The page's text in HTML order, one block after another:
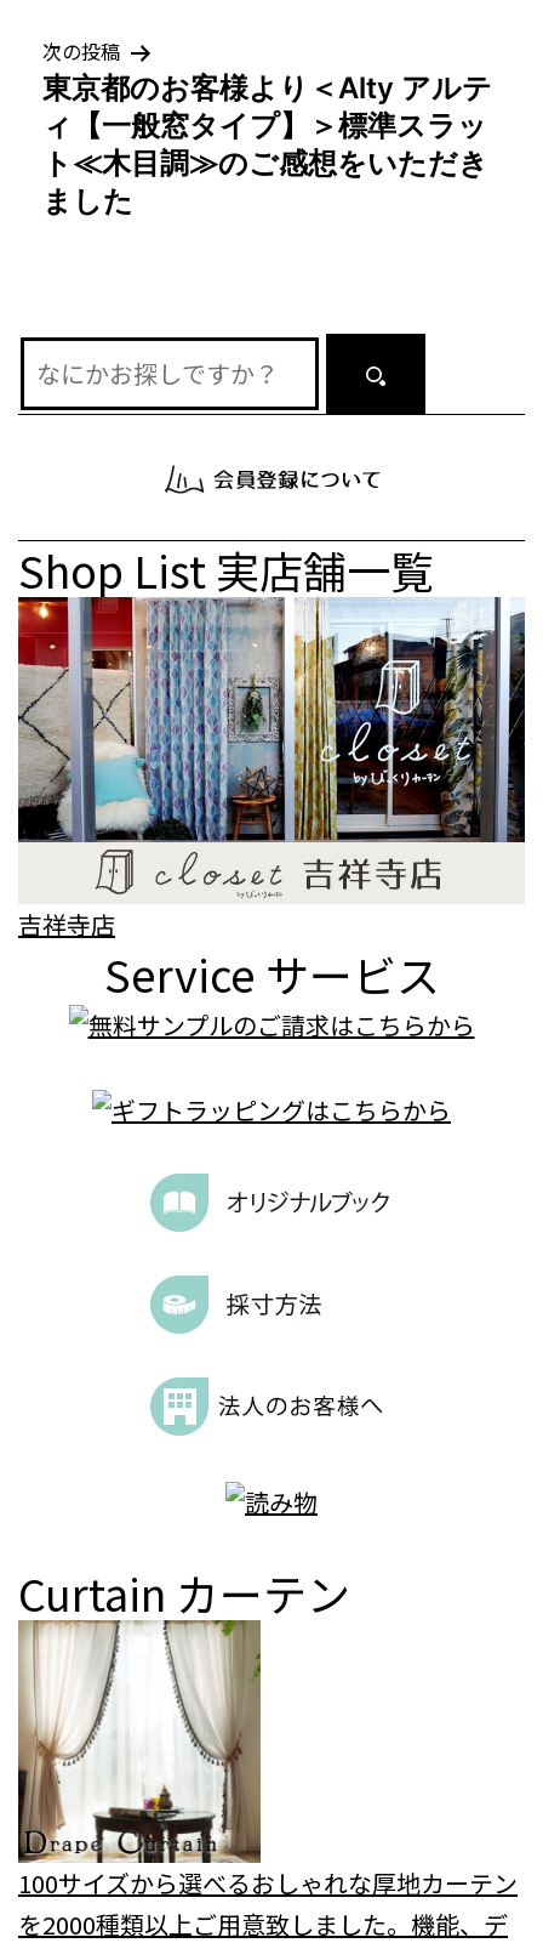
ー
シ
ョ
次の投稿
東京都のお客様より＜Alty アルテ
ィ【一般窓タイプ】＞標準スラッ
ト≪木目調≫のご感想をいただき
ました
Shop List実店舗一覧
吉祥寺店
Service サービス
Curtain カーテン
100サイズから選べるおしゃれな厚地カーテン
を2000種類以上ご用意致しました。機能、デ